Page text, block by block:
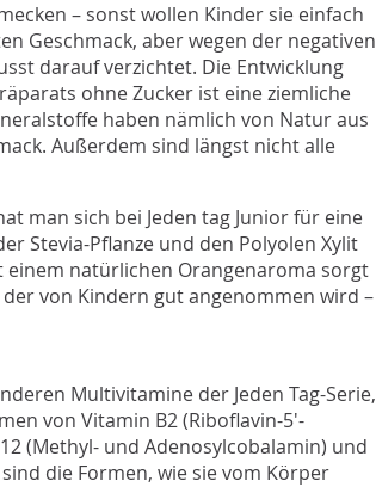
– sonst wollen Kinder sie einfach
Geschmack, aber wegen der negativen
darauf verzichtet. Die Entwicklung
ohne Zucker ist eine ziemliche
haben nämlich von Natur aus
Außerdem sind längst nicht alle
man sich bei Jeden tag Junior für eine
Stevia-Pflanze und den Polyolen Xylit
natürlichen Orangenaroma sorgt
von Kindern gut angenommen wird –
Multivitamine der Jeden Tag-Serie,
von Vitamin B2 (Riboflavin-5'-
(Methyl- und Adenosylcobalamin) und
die Formen, wie sie vom Körper